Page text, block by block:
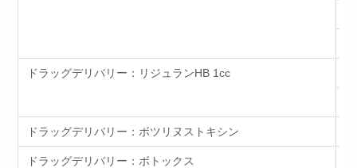
ドラッグデリバリー：リジュランHB 1cc
ドラッグデリバリー：ボツリヌストキシン
ドラッグデリバリー：ボトックス